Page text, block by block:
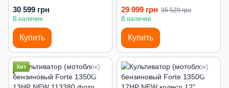
30 599 грн
В наличии
Купить
29 999 грн 35 529 грн
В наличии
Купить
Хит